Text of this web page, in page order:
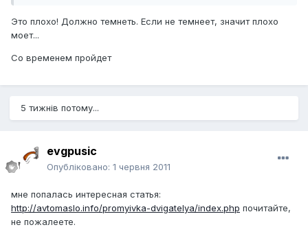
Это плохо! Должно темнеть. Если не темнеет, значит плохо
моет...
Со временем пройдет
5 тижнів потому...
evgpusic
Опубліковано: 1 червня 2011
мне попалась интересная статья:
http://avtomaslo.info/promyivka-dvigatelya/index.php почитайте,
не пожалеете.